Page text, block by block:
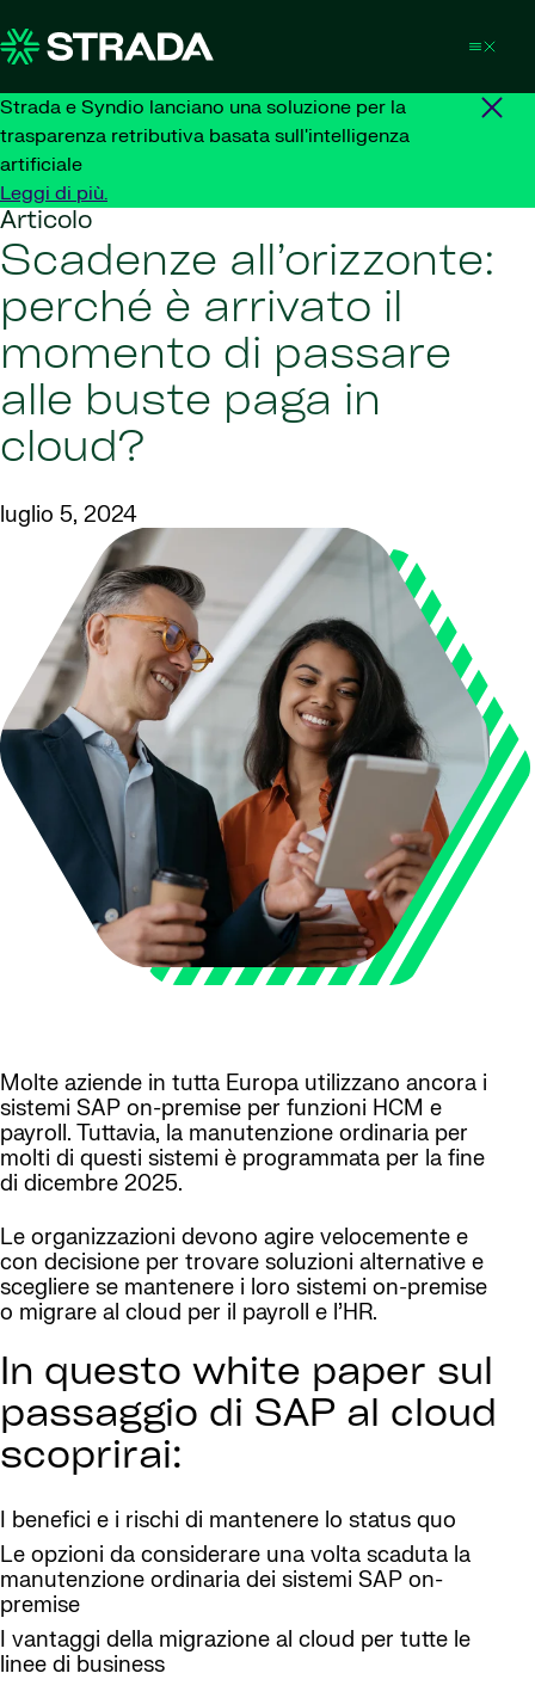
Strada e Syndio lanciano una soluzione per la
trasparenza retributiva basata sull'intelligenza
artificiale
Leggi di più.
Articolo
Scadenze all’orizzonte:
perché è arrivato il
momento di passare
alle buste paga in
cloud?
luglio 5, 2024
Molte aziende in tutta Europa utilizzano ancora i
sistemi SAP on-premise per funzioni HCM e
payroll. Tuttavia, la manutenzione ordinaria per
molti di questi sistemi è programmata per la fine
di dicembre 2025.
Le organizzazioni devono agire velocemente e
con decisione per trovare soluzioni alternative e
scegliere se mantenere i loro sistemi on-premise
o migrare al cloud per il payroll e l’HR.
In questo white paper sul
passaggio di SAP al cloud
scoprirai:
I benefici e i rischi di mantenere lo status quo
Le opzioni da considerare una volta scaduta la
manutenzione ordinaria dei sistemi SAP on-
premise
I vantaggi della migrazione al cloud per tutte le
linee di business